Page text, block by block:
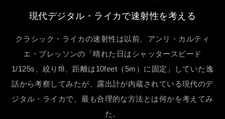
現代デジタル・ライカで速射性を考える
クラシック・ライカの速射性は以前、アンリ・カルティ
エ・ブレッソンの「晴れた日はシャッタースピード
1/125s、絞りf8、距離は10feet（5m）に固定」していた逸
話から考察してみたが、露出計が内蔵されている現代のデ
ジタル・ライカで、最も合理的な方法とは何かを考えてみ
た。